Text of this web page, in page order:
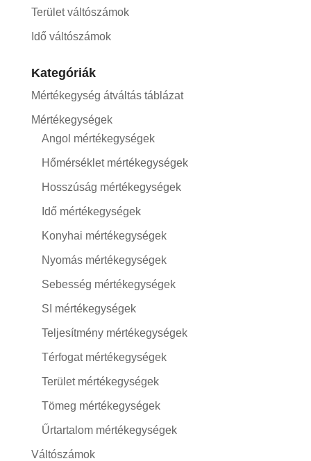
Terület váltószámok
Idő váltószámok
Kategóriák
Mértékegység átváltás táblázat
Mértékegységek
Angol mértékegységek
Hőmérséklet mértékegységek
Hosszúság mértékegységek
Idő mértékegységek
Konyhai mértékegységek
Nyomás mértékegységek
Sebesség mértékegységek
SI mértékegységek
Teljesítmény mértékegységek
Térfogat mértékegységek
Terület mértékegységek
Tömeg mértékegységek
Űrtartalom mértékegységek
Váltószámok